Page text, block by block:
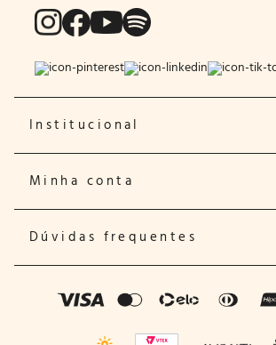
Institucional
Minha conta
Dúvidas frequentes